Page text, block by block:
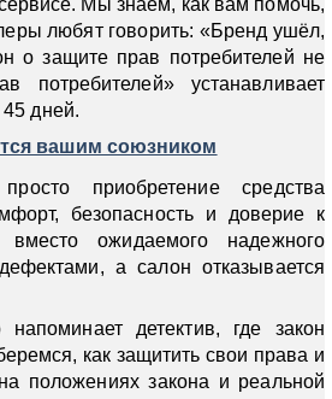
Мы знаем, как вам помочь,
любят говорить: «Бренд ушёл,
о защите прав потребителей не
устанавливает
дней.
вашим союзником
приобретение средства
безопасность и доверие к
ожидаемого надежного
а салон отказывается
детектив, где закон
как защитить свои права и
положениях закона и реальной